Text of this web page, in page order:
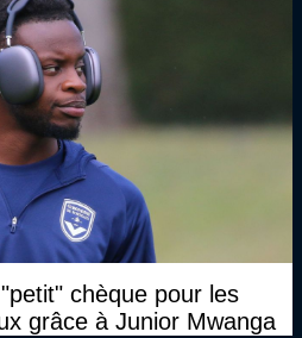
chèque pour les
grâce à Junior Mwanga